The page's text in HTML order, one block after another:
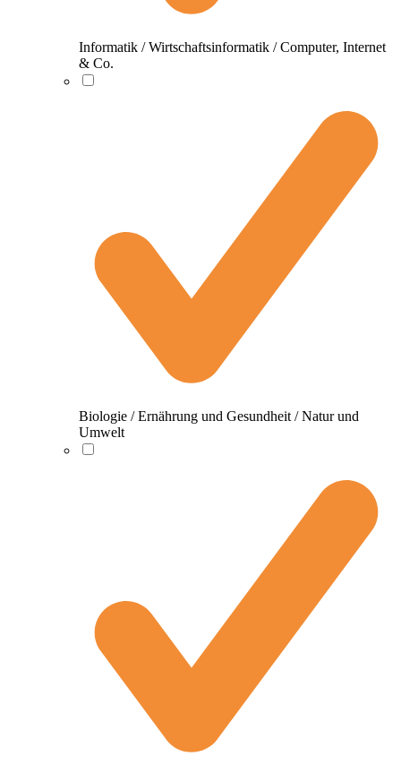
Informatik / Wirtschaftsinformatik / Computer, Internet
& Co.
Biologie / Ernährung und Gesundheit / Natur und
Umwelt